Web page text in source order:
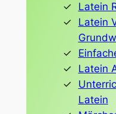
Latein
Latein
Latein
Latein